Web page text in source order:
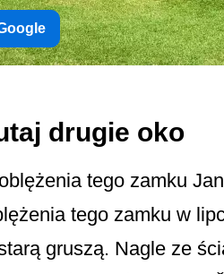
drugie oko
tego zamku
tego zamku w
gruszą. Nagle ze